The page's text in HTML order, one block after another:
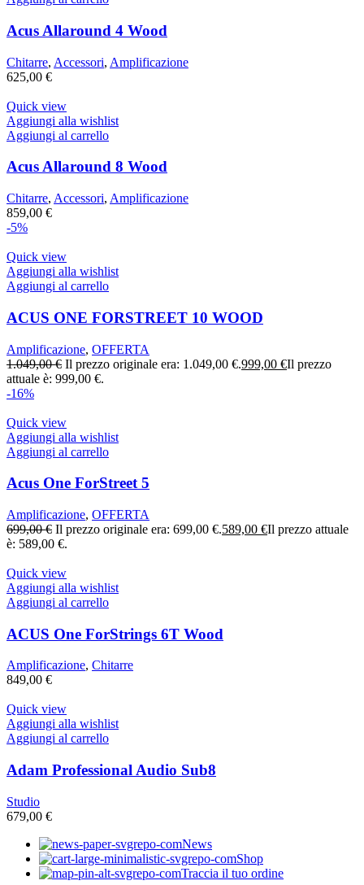
Acus Allaround 4 Wood
Chitarre, Accessori, Amplificazione
625,00 €
Quick view
Aggiungi alla wishlist
Aggiungi al carrello
Acus Allaround 8 Wood
Chitarre, Accessori, Amplificazione
859,00 €
-5%
Quick view
Aggiungi alla wishlist
Aggiungi al carrello
ACUS ONE FORSTREET 10 WOOD
Amplificazione, OFFERTA
1.049,00€ Il prezzo originale era: 1.049,00 €.999,00 €Il prezzo
attuale è: 999,00 €.
-16%
Quick view
Aggiungi alla wishlist
Aggiungi al carrello
Acus One ForStreet 5
Amplificazione, OFFERTA
699,00€ Il prezzo originale era: 699,00 €.589,00 €Il prezzo attuale
è: 589,00 €.
Quick view
Aggiungi alla wishlist
Aggiungi al carrello
ACUS One ForStrings 6T Wood
Amplificazione, Chitarre
849,00 €
Quick view
Aggiungi alla wishlist
Aggiungi al carrello
Adam Professional Audio Sub8
Studio
679,00 €
News
Shop
Traccia il tuo ordine